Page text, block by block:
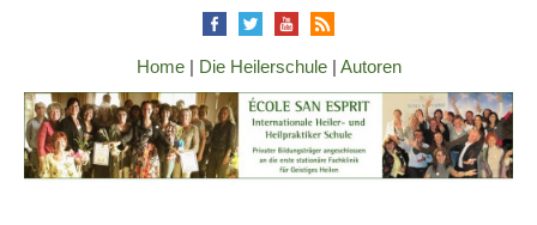
Home| Die Heilerschule| Autoren